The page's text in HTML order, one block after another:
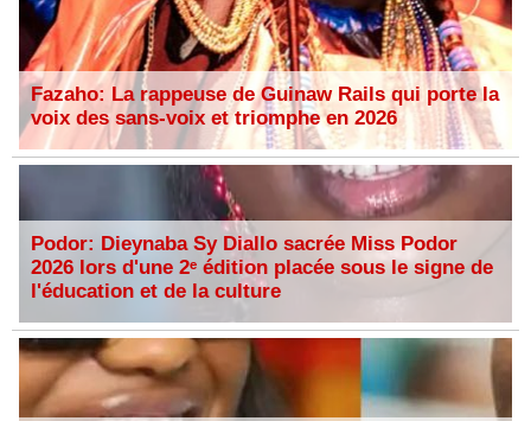
Fazaho: La rappeuse de Guinaw Rails qui porte la
voix des sans-voix et triomphe en 2026
Podor: Dieynaba Sy Diallo sacrée Miss Podor
2026 lors d'une 2ᵉ édition placée sous le signe de
l'éducation et de la culture